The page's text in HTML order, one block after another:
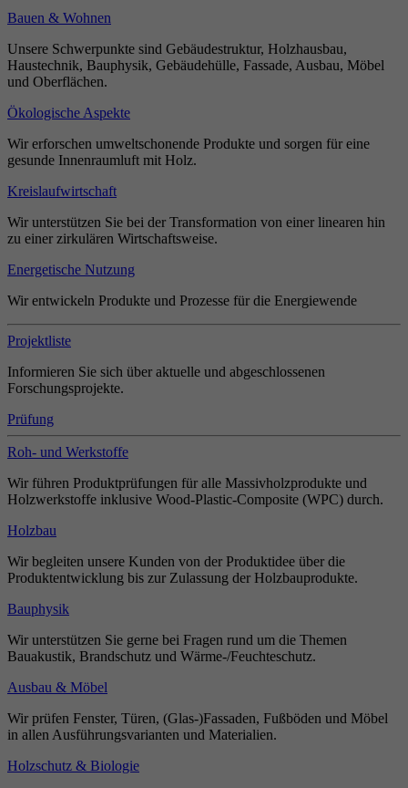
Bauen & Wohnen
Unsere Schwerpunkte sind Gebäudestruktur, Holzhausbau,
Haustechnik, Bauphysik, Gebäudehülle, Fassade, Ausbau, Möbel
und Oberflächen.
Ökologische Aspekte
Wir erforschen umweltschonende Produkte und sorgen für eine
gesunde Innenraumluft mit Holz.
Kreislaufwirtschaft
Wir unterstützen Sie bei der Transformation von einer linearen hin
zu einer zirkulären Wirtschaftsweise.
Energetische Nutzung
Wir entwickeln Produkte und Prozesse für die Energiewende
Projektliste
Informieren Sie sich über aktuelle und abgeschlossenen
Forschungsprojekte.
Prüfung
Roh- und Werkstoffe
Wir führen Produktprüfungen für alle Massivholzprodukte und
Holzwerkstoffe inklusive Wood-Plastic-Composite (WPC) durch.
Holzbau
Wir begleiten unsere Kunden von der Produktidee über die
Produktentwicklung bis zur Zulassung der Holzbauprodukte.
Bauphysik
Wir unterstützen Sie gerne bei Fragen rund um die Themen
Bauakustik, Brandschutz und Wärme-/Feuchteschutz.
Ausbau & Möbel
Wir prüfen Fenster, Türen, (Glas-)Fassaden, Fußböden und Möbel
in allen Ausführungsvarianten und Materialien.
Holzschutz & Biologie